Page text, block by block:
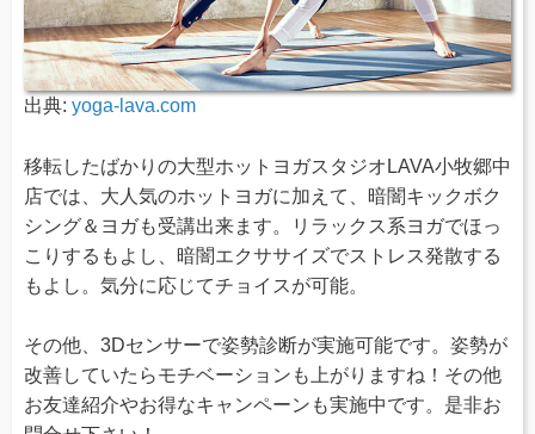
出典: yoga-lava.com
移転したばかりの大型ホットヨガスタジオLAVA小牧郷中
店では、大人気のホットヨガに加えて、暗闇キックボク
シング＆ヨガも受講出来ます。リラックス系ヨガでほっ
こりするもよし、暗闇エクササイズでストレス発散する
もよし。気分に応じてチョイスが可能。
その他、3Dセンサーで姿勢診断が実施可能です。姿勢が
改善していたらモチベーションも上がりますね！その他
お友達紹介やお得なキャンペーンも実施中です。是非お